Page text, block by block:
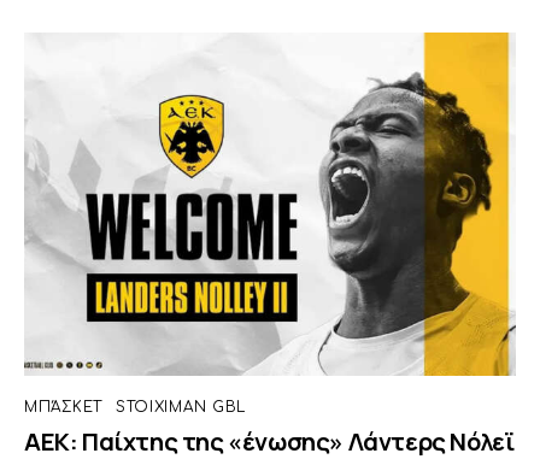
ΜΠΆΣΚΕΤ STOIXIMAN GBL
ΑΕΚ: Παίχτης της «ένωσης» Λάντερς Νόλεϊ